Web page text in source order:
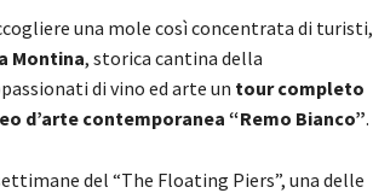
una mole così concentrata di turisti,
Montina, storica cantina della
di vino ed arte un tour completo
d’arte contemporanea “Remo Bianco”.
del “The Floating Piers”, una delle